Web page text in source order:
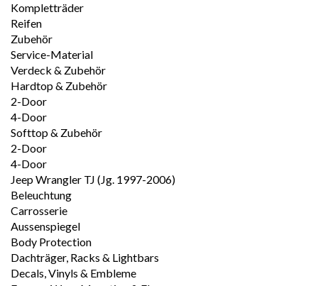
Kompletträder
Reifen
Zubehör
Service-Material
Verdeck & Zubehör
Hardtop & Zubehör
2-Door
4-Door
Softtop & Zubehör
2-Door
4-Door
Jeep Wrangler TJ (Jg. 1997-2006)
Beleuchtung
Carrosserie
Aussenspiegel
Body Protection
Dachträger, Racks & Lightbars
Decals, Vinyls & Embleme